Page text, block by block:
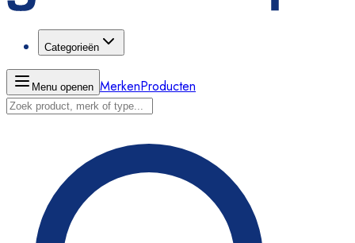
Categorieën
Menu openen MerkenProducten